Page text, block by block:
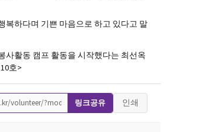
복하다며 기쁜 마음으로 하고 있다고 말
사활동 캠프 활동을 시작했다는 최선옥
호>
링크공유 인쇄